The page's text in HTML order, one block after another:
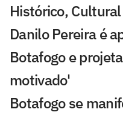
Histórico,
Danilo Pereira é
Botafogo e
motivado'
Botafogo se